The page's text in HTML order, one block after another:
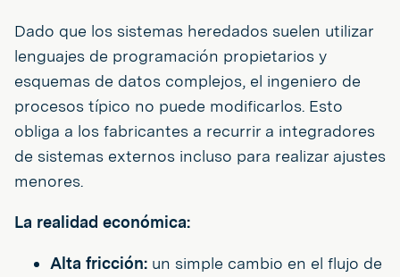
Dado que los sistemas heredados suelen utilizar
lenguajes de programación propietarios y
esquemas de datos complejos, el ingeniero de
procesos típico no puede modificarlos. Esto
obliga a los fabricantes a recurrir a integradores
de sistemas externos incluso para realizar ajustes
menores.
La realidad económica:
Alta fricción: un simple cambio en el flujo de